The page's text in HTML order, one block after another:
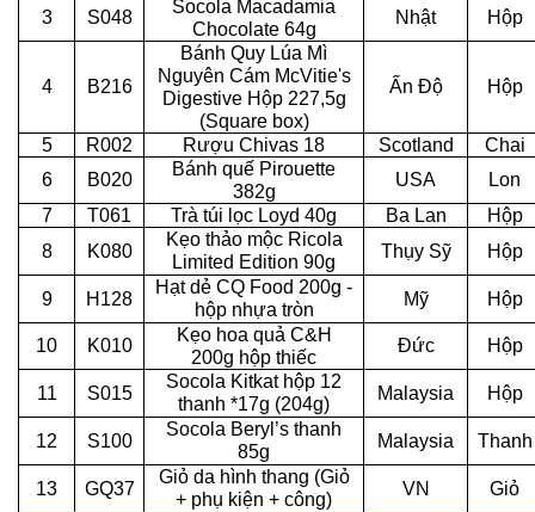
3 S048
Socola Macadamia
Chocolate 64g
Nhật Hộp
4 B216
Bánh Quy Lúa Mì
Nguyên Cám McVitie's
Digestive Hộp 227,5g
(Square box)
Ấn Độ Hộp
5 R002 Rượu Chivas 18 Scotland
Chai
6
B020
Bánh quế Pirouette
382g
USA
Lon
7
T061 Trà túi lọc Loyd 40g Ba Lan
Hộp
8
K080
Kẹo thảo mộc Ricola
Limited Edition 90g
Thụy Sỹ Hộp
9 H128
Hạt dẻ CQ Food 200g -
hộp nhựa tròn
Mỹ Hộp
10 K010
Kẹo hoa quả C&H
200g hộp thiếc
Đức Hộp
11 S015
Socola Kitkat hộp 12
thanh *17g (204g)
Malaysia Hộp
12 S100
Socola Beryl’s thanh
85g
Malaysia Thanh
13 GQ37
Giỏ da hình thang (Giỏ
+ phụ kiện + công)
VN Giỏ